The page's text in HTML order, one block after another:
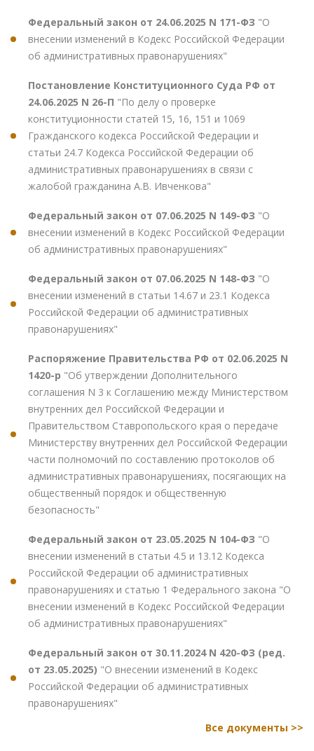
Федеральный закон от 24.06.2025 N 171-ФЗ "О
внесении изменений в Кодекс Российской Федерации
об административных правонарушениях"
Постановление Конституционного Суда РФ от
24.06.2025 N 26-П "По делу о проверке
конституционности статей 15, 16, 151 и 1069
Гражданского кодекса Российской Федерации и
статьи 24.7 Кодекса Российской Федерации об
административных правонарушениях в связи с
жалобой гражданина А.В. Ивченкова"
Федеральный закон от 07.06.2025 N 149-ФЗ "О
внесении изменений в Кодекс Российской Федерации
об административных правонарушениях"
Федеральный закон от 07.06.2025 N 148-ФЗ "О
внесении изменений в статьи 14.67 и 23.1 Кодекса
Российской Федерации об административных
правонарушениях"
Распоряжение Правительства РФ от 02.06.2025 N
1420-р "Об утверждении Дополнительного
соглашения N 3 к Соглашению между Министерством
внутренних дел Российской Федерации и
Правительством Ставропольского края о передаче
Министерству внутренних дел Российской Федерации
части полномочий по составлению протоколов об
административных правонарушениях, посягающих на
общественный порядок и общественную
безопасность"
Федеральный закон от 23.05.2025 N 104-ФЗ "О
внесении изменений в статьи 4.5 и 13.12 Кодекса
Российской Федерации об административных
правонарушениях и статью 1 Федерального закона "О
внесении изменений в Кодекс Российской Федерации
об административных правонарушениях"
Федеральный закон от 30.11.2024 N 420-ФЗ (ред.
от 23.05.2025) "О внесении изменений в Кодекс
Российской Федерации об административных
правонарушениях"
Все документы >>